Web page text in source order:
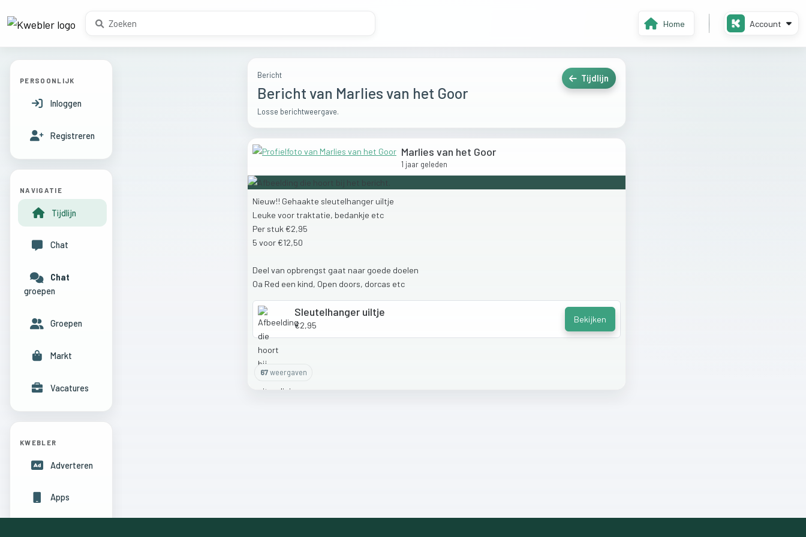
Home Account
Bericht
Bericht van Marlies van het Goor
Losse berichtweergave.
Tijdlijn
Marlies van het Goor
1 jaar geleden
Nieuw!! Gehaakte sleutelhanger uiltje
Leuke voor traktatie, bedankje etc
Per stuk €2,95
5 voor€12,50
Deel van opbrengst gaat naar goede doelen
Oa Red een kind, Open doors, dorcas etc
Sleutelhanger uiltje
€2,95
Bekijken
67weergaven
PERSOONLIJK
Inloggen
Registreren
NAVIGATIE
Tijdlijn
Chat
Chat
groepen
Groepen
Markt
Vacatures
KWEBLER
Adverteren
Apps